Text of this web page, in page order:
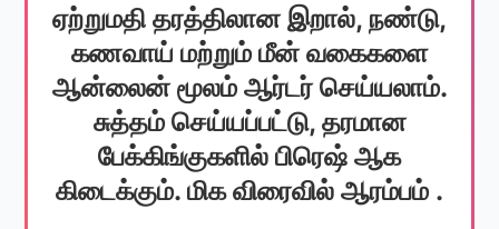
ஏற்றுமதி தரத்திலான இறால், நண்டு,
கணவாய் மற்றும் மீன் வகைகளை
ஆன்லைன் மூலம் ஆர்டர் செய்யலாம்.
சுத்தம் செய்யப்பட்டு, தரமான
பேக்கிங்குகளில் பிரெஷ் ஆக
கிடைக்கும். மிக விரைவில் ஆரம்பம் .